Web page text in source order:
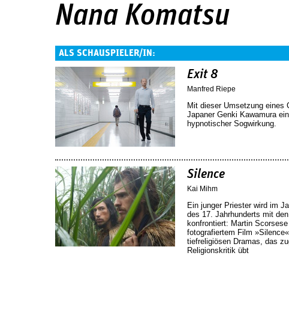
Nana Komatsu
ALS SCHAUSPIELER/IN:
Exit 8
Manfred Riepe
Mit dieser Umsetzung eines
Japaner Genki Kawamura
hypnotischer Sogwirkung.
Silence
Kai Mihm
Ein junger Priester wird im
des 17. Jahrhunderts mit
konfrontiert: Martin
fotografiertem Film
tiefreligiösen Dramas, das
Religionskritik übt